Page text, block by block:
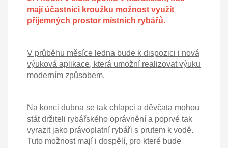
mají účastníci kroužku možnost využít
příjemných prostor místních rybářů.
V průběhu měsíce ledna bude k dispozici i nová
výuková aplikace, která umožní realizovat výuku
moderním způsobem.
Na konci dubna se tak chlapci a děvčata mohou
stát držiteli rybářského oprávnění a poprvé tak
vyrazit jako právoplatní rybáři s prutem k vodě.
Tuto možnost mají i dospělí, pro které bude